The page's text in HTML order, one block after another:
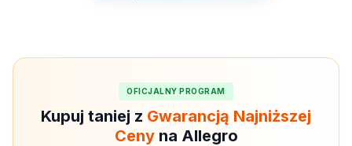
OFICJALNY PROGRAM
Kupuj taniej z Gwarancją Najniższej
Cenyna Allegro